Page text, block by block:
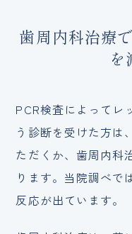
歯周内科治療
を
PCR検査によってレ
う診断を受けた方は
ただくか、歯周内科
ります。当院調べで
反応が出ています。